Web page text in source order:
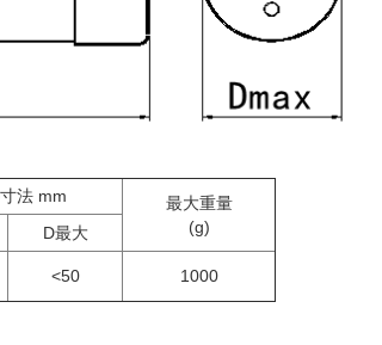
法 mm
最大重量
(g)
D最大
<50 1000